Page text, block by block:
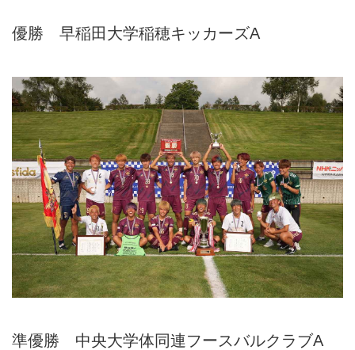
優勝 早稲田大学稲穂キッカーズA
準優勝 中央大学体同連フースバルクラブA